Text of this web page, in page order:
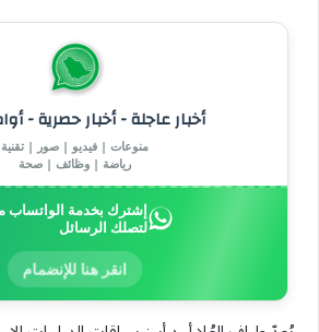
أخبار عاجلة - أخبار حصرية -
منوعات | فيديو | صور | تقنية
رياضة | وظائف | صحة
إشترك بخدمة الواتساب
لتصلك الرسائل
انقر هنا للإنضمام